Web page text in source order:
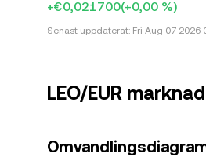
+€0,021700(+0,00 %)
Senast uppdaterat: Fri Aug 07 2026
LEO/EUR